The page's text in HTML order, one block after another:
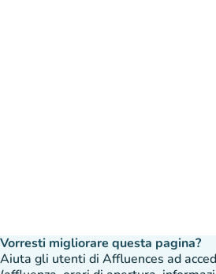
Vorresti migliorare questa pagina?
Aiuta gli utenti di Affluences ad